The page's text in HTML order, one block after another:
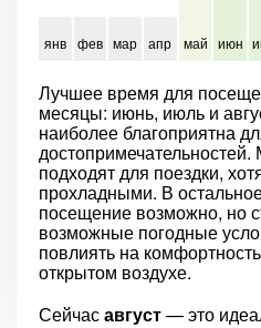
янв фев мар апр май июн
Лучшее время для
месяцы: июнь, июль и
наиболее благоприятна
подходят для поездки,
прохладными. В
посещение возможно, но
возможные погодные
повлиять на
открытом воздухе.
Сейчасавгуст— это